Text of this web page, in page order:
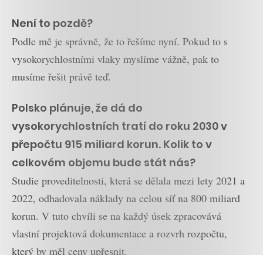
Není to pozdě?
Podle mě je správně, že to řešíme nyní. Pokud to s
vysokorychlostními vlaky myslíme vážně, pak to
musíme řešit právě teď.
Polsko plánuje, že dá do
vysokorychlostních tratí do roku 2030 v
přepočtu 915 miliard korun. Kolik to v
celkovém objemu bude stát nás?
Studie proveditelnosti, která se dělala mezi lety 2021 a
2022, odhadovala náklady na celou síť na 800 miliard
korun. V tuto chvíli se na každý úsek zpracovává
vlastní projektová dokumentace a rozvrh rozpočtu,
který by měl ceny upřesnit.